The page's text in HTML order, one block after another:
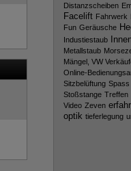
Distanzscheiben
Facelift Fahrwerk
Fun Geräusche
Industiestaub
Metallstaub
Mängel, VW
Online-
Sitzbelüftung Spass
Stoßstange Treffen
Video Zeven
optik tieferlegung